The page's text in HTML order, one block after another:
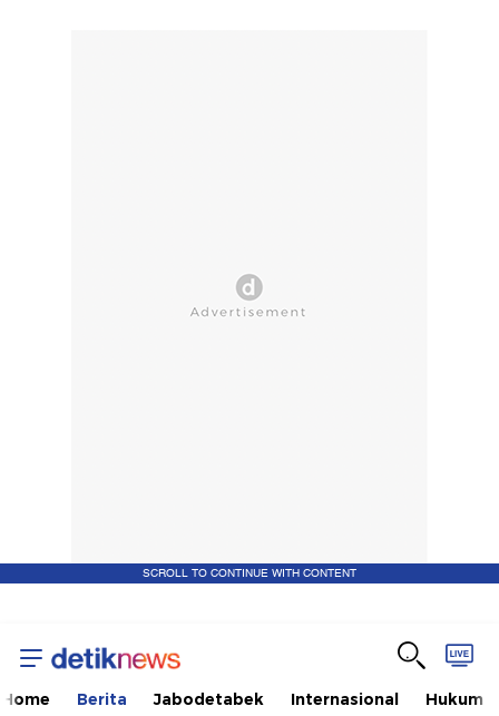
SCROLL TO CONTINUE WITH CONTENT
Home Berita Jabodetabek Internasional Hukum